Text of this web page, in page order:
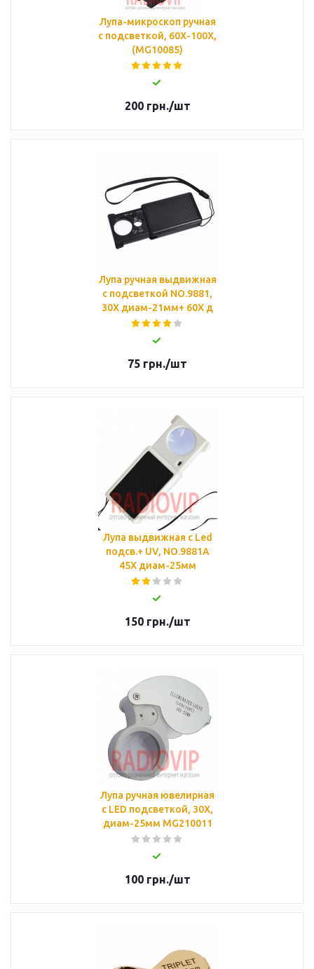
Лупа-микроскоп ручная
с подсветкой, 60Х-100Х,
(MG10085)
200грн./шт
Лупа ручная выдвижная
с подсветкой NO.9881,
30Х диам-21мм+ 60Х д
75 грн./шт
Лупа выдвижная с Led
подсв.+ UV, NO.9881А
45Х диам-25мм
150грн./шт
Лупа ручная ювелирная
c LED подсветкой, 30Х,
диам-25мм MG210011
100грн./шт